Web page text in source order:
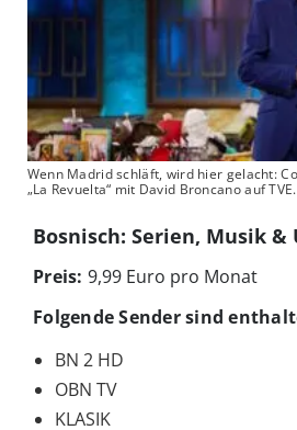
Wenn Madrid schläft, wird hier gelacht:
„La Revuelta“ mit David Broncano auf TVE.
Bosnisch: Serien, Musik
Preis: 9,99 Euro pro Monat
Folgende Sender sind
BN 2 HD
OBN TV
KLASIK